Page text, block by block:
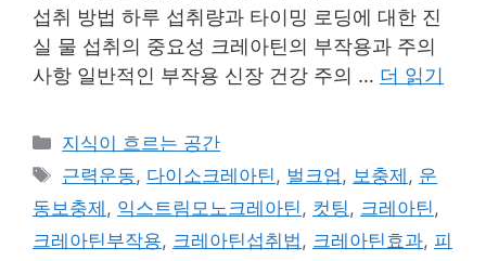
섭취 방법 하루 섭취량과 타이밍 로딩에 대한 진
실 물 섭취의 중요성 크레아틴의 부작용과 주의
사항 일반적인 부작용 신장 건강 주의 … 더 읽기
카
테
리
지식이 흐르는 공간
태
그
근력운동, 다이소크레아틴, 벌크업, 보충제 , 운
동보충제 , 익스트림모노크레아틴, 컷팅, 크레아틴,
크레아틴부작용, 크레아틴섭취법, 크레아틴효과, 피